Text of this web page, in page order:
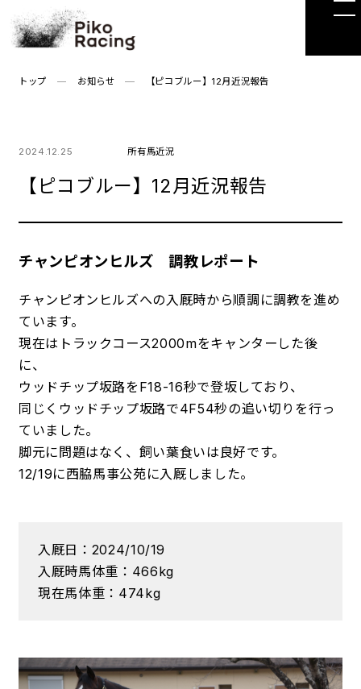
to
content
トップ お知らせ 【ピコブルー】12月近況報告
2024.12.25 所有馬近況
【ピコブルー】12月近況報告
チャンピオンヒルズ 調教レポート
チャンピオンヒルズへの入厩時から順調に調教を進め
ています。
現在はトラックコース2000mをキャンターした後
に、
ウッドチップ坂路をF18-16秒で登坂しており、
同じくウッドチップ坂路で4F54秒の追い切りを行っ
ていました。
脚元に問題はなく、飼い葉食いは良好です。
12/19に西脇馬事公苑に入厩しました。
入厩日：2024/10/19
入厩時馬体重：466kg
現在馬体重：474kg